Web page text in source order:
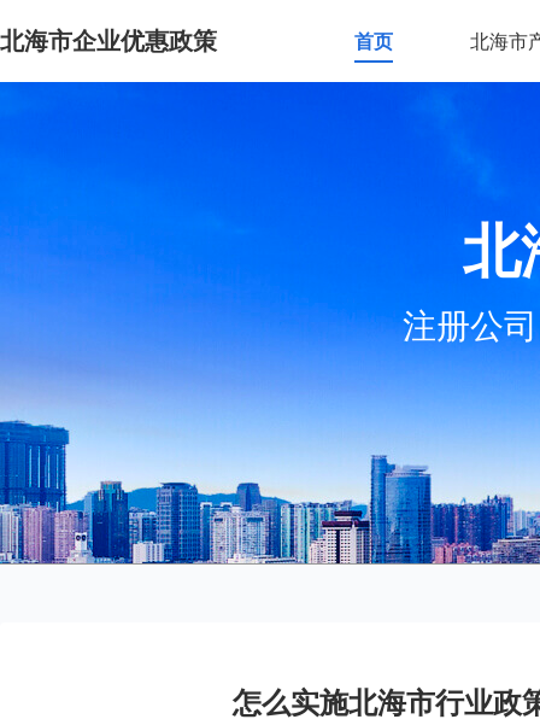
北海市企业优惠政策 首页 北海市
北
注册公
怎么实施北海市行业政